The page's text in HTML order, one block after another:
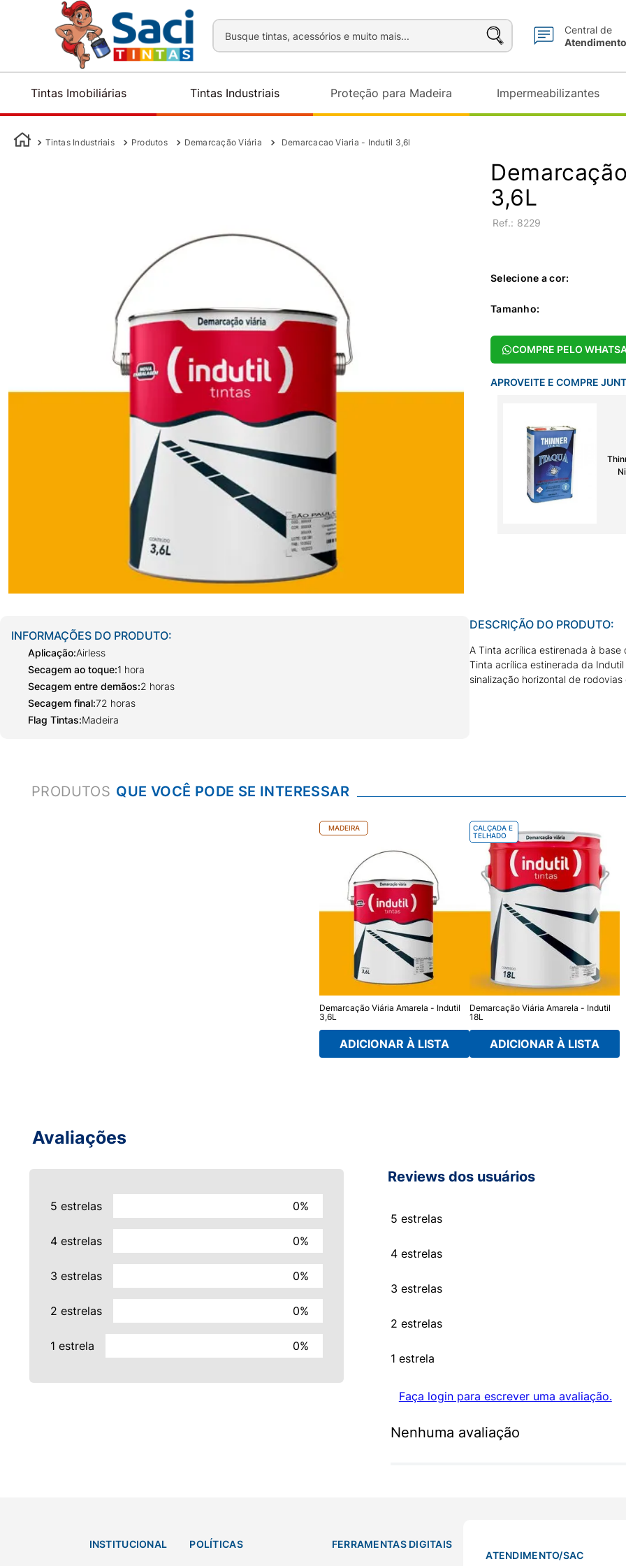
Busque tintas, acessórios e muito mais...
Central de
Atendimento
Tintas Imobiliárias Tintas Industriais Proteção para Madeira Impermeabilizantes
Tintas Industriais Produtos Demarcação Viária Demarcacao Viaria - Indutil 3,6l
3,6L
: 8229
Selecione a cor:
Tamanho:
COMPRE PELO
APROVEITE E COMPRE
INFORMAÇÕES DO PRODUTO:
Aplicação:Airless
Secagem ao toque:1 hora
Secagem entre demãos:2 horas
Secagem final:72 horas
Flag Tintas:Madeira
DESCRIÇÃO DO PRODUTO:
A Tinta acrílica estirenada à
Tinta acrílica estinerada da
sinalização horizontal de
PRODUTOS
MADEIRA
Demarcação Viária Amarela - Indutil
3,6L
ADICIONAR À LISTA
CALÇADA E
TELHADO
Demarcação Viária Amarela - Indutil
18L
ADICIONAR À LISTA
Avaliações
5 estrelas 0%
4 estrelas 0%
3 estrelas 0%
2 estrelas 0%
1 estrela 0%
Reviews dos usuários
5 estrelas
4 estrelas
3 estrelas
2 estrelas
1 estrela
Faça login para escrever uma avaliação.
Nenhuma avaliação
INSTITUCIONAL POLÍTICAS FERRAMENTAS DIGITAIS
ATENDIMENTO/SAC